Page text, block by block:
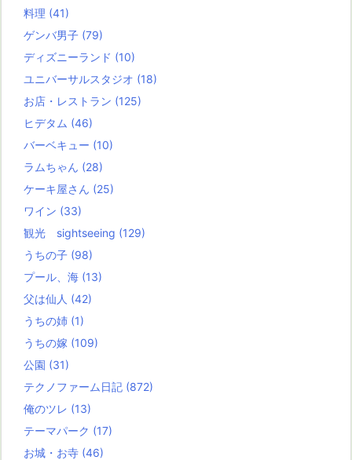
料理 (41)
ゲンバ男子 (79)
ディズニーランド (10)
ユニバーサルスタジオ (18)
お店・レストラン (125)
ヒデタム (46)
バーベキュー (10)
ラムちゃん (28)
ケーキ屋さん (25)
ワイン (33)
観光 sightseeing (129)
うちの子 (98)
プール、海 (13)
父は仙人 (42)
うちの姉 (1)
うちの嫁 (109)
公園 (31)
テクノファーム日記 (872)
俺のツレ (13)
テーマパーク (17)
お城・お寺 (46)